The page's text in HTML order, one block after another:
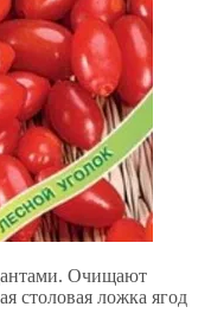
Очищают
столовая ложка ягод